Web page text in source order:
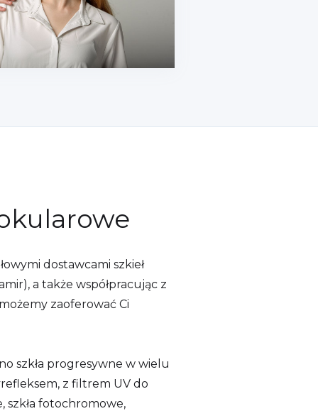
dostawcami szkieł
a także współpracując z
zaoferować Ci
szkła progresywne w wielu
z filtrem UV do
fotochromowe,